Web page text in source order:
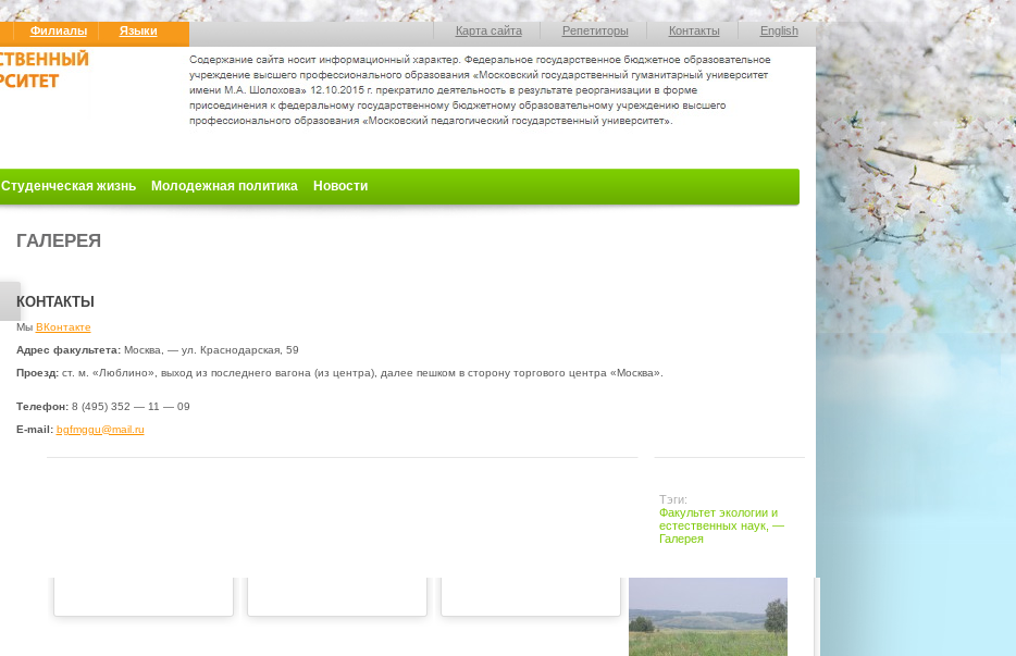
Филиалы Языки Карта сайта Репетиторы Контакты English
Студенческая жизнь Молодежная политика Новости
ГАЛЕРЕЯ
КОНТАКТЫ
Мы ВКонтакте
Адрес факультета:Москва, — ул. Краснодарская, 59
Проезд:ст. м. «Люблино», выход из последнего вагона (из центра), далее пешком в сторону торгового центра «Москва».
Телефон: 8 (495) 352 — 11 — 09
E-mail: bgfmggu@mail.ru
Тэги:
Факультет экологии и
естественных наук, —
Галерея